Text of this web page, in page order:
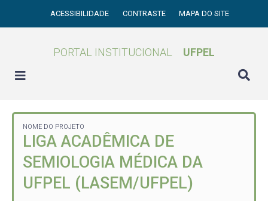
ACESSIBILIDADE CONTRASTE MAPA DO SITE
PORTAL INSTITUCIONAL UFPEL
NOME DO PROJETO
LIGA ACADÊMICA DE
SEMIOLOGIA MÉDICA DA
UFPEL (LASEM/UFPEL)